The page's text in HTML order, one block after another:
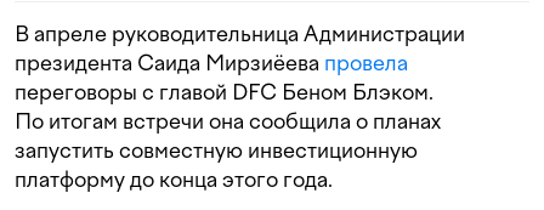
В апреле руководительница Администрации
президента Саида Мирзиёева провела
переговоры с главой DFC Беном Блэком.
По итогам встречи она сообщила о планах
запустить совместную инвестиционную
платформу до конца этого года.